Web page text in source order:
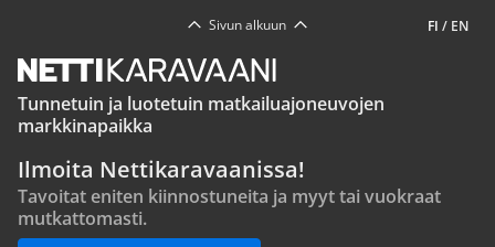
FI / EN
Sivun alkuun
Tunnetuin ja luotetuin matkailuajoneuvojen
markkinapaikka
Ilmoita Nettikaravaanissa!
Tavoitat eniten kiinnostuneita ja myyt tai vuokraat
mutkattomasti.